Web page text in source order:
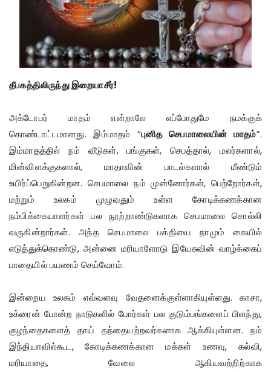
தீபகத்திலிருந்து இறையாசீர்!
அக்டோபர் மாதம் என்றாலே எப்போதுமே நமக்குக்
கொண்டாட்டமானது. இம்மாதம் “புனித செபமாலையின் மாதம்”.
இம்மாதத்தில் நம் வீடுகள், பங்குகள், செபத்தால், மலர்களால்,
மின்விளக்குகளால், மாதாவின் பாடல்களால் மீண்டும்
உயிர்ப்பெறுகின்றன. செபமாலை நம் முன்னோர்கள், பெற்றோர்கள்,
மற்றும் உலகம் முழுவதும் உள்ள கோடிக்கணக்கான
நம்பிக்கையாளர்கள் பல நூற்றாண்டுகளாக செபமாலை சொல்லி
வருகின்றார்கள். அந்த செபமாலை பக்தியை நாமும் கையில்
எடுத்துக்கொண்டு, அன்னை மரியாளோடு இயேசுவின் வாழ்க்கைப்
பாதையில் பயணம் செய்வோம்.
இன்றைய உலகம் எவ்வளவு வேதனைக்குள்ளாகியுள்ளது. காசா,
உக்ரைன் போன்ற நாடுகளில் போர்கள் பல குடும்பங்களைப் பிளந்து,
குழந்தைகளைத் தாய் தந்தையற்றவர்களாக ஆக்கியுள்ளன. நம்
இந்தியாவில்கூட, கோடிக்கணக்கான மக்கள் உணவு, கல்வி,
மரியாதை, வேலை ஆகியவற்றிற்காக